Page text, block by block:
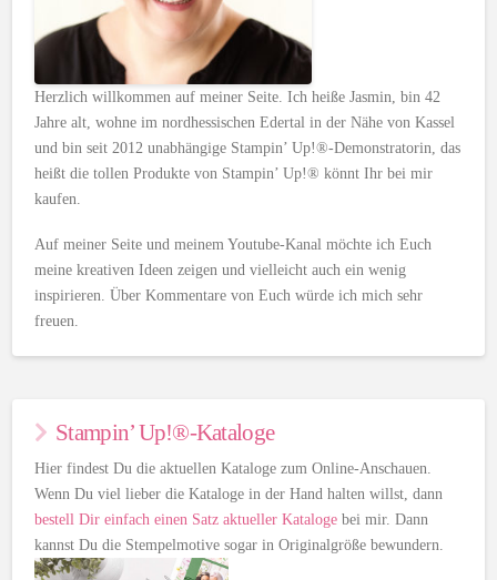
Herzlich willkommen auf meiner Seite. Ich heiße Jasmin, bin 42
Jahre alt, wohne im nordhessischen Edertal in der Nähe von Kassel
und bin seit 2012 unabhängige Stampin’ Up!®-Demonstratorin, das
heißt die tollen Produkte von Stampin’ Up!® könnt Ihr bei mir
kaufen.
Auf meiner Seite und meinem Youtube-Kanal möchte ich Euch
meine kreativen Ideen zeigen und vielleicht auch ein wenig
inspirieren. Über Kommentare von Euch würde ich mich sehr
freuen.
Stampin’ Up!®-Kataloge
Hier findest Du die aktuellen Kataloge zum Online-Anschauen.
Wenn Du viel lieber die Kataloge in der Hand halten willst, dann
bestell Dir einfach einen Satz aktueller Kataloge bei mir. Dann
kannst Du die Stempelmotive sogar in Originalgröße bewundern.